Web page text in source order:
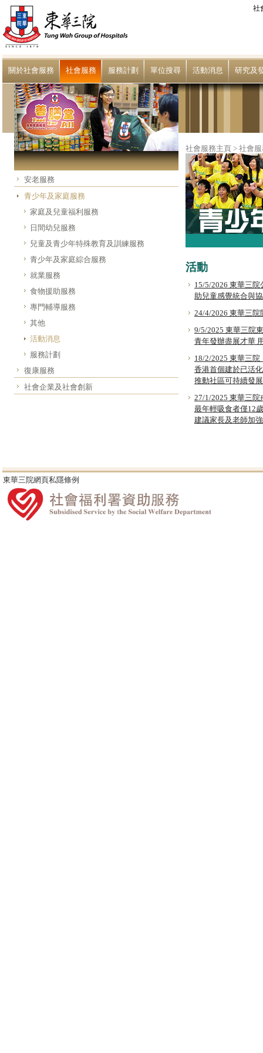
社
關於社會服務 社會服務 服務計劃 單位搜尋 活動消息 研究及
安老服務
青少年及家庭服務
家庭及兒童福利服務
日間幼兒服務
兒童及青少年特殊教育及訓練服務
青少年及家庭綜合服務
就業服務
食物援助服務
專門輔導服務
其他
活動消息
服務計劃
復康服務
社會企業及社會創新
社會服務主頁 > 社會
活動
15/5/2026 東華三
助兒童感覺統合與
24/4/2026 東華三
9/5/2025 東華三院
青年發辦盡展才華
18/2/2025 東華三
香港首個建於已活
推動社區可持續發展
27/1/2025 東華三
最年輕吸食者僅12
建議家長及老師加
東華三院網頁私隱條例